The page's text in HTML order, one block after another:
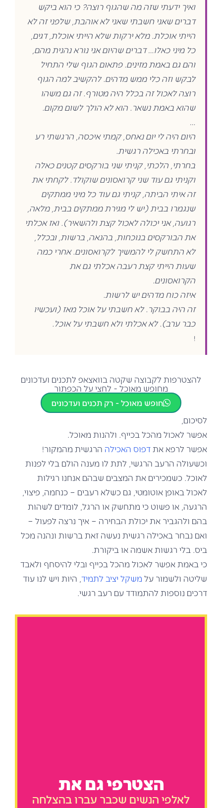
ואיך ידעתי שזה מה שהגוף רוצה? כי הוא ביקש
דברים שאני חשבתי שאני לא אוהבת, שלפני זה לא
הייתי אוכלת. מלא ירקות שלא הייתי אוכלת, דגים,
כל מיני כאלו… דברים שהיום אני נורא נהנית מהם,
והם גם באמת מזינים. פתאום הגוף שלי התחיל
לבקש וזה כלי ממש מדהים. להקשיב למה הגוף
רוצה לאכול זה בכלל היה מטורף. זה גם משהו
שהוא באמת נשאר. הוא לא הולך לשום מקום.
…
היום היה לי יום נאחס, קמתי איכסה, הרגשתי רע
ובחרתי באכילה רגשית.
בחרתי, הלכתי, קניתי שני בורקסים קטנים כאלה
וקניתי גם עוד שני קרואסונים שוקולד. לקחתי את
זה איתי הביתה, קניתי גם עוד כל מיני ממתקים
שנגמרו בבית (יש לי מגירת ממתקים בבית, מלאה,
רגועה, אני יכולה לאכול קצת ולהשאיר). ואז אכלתי
את הבורקסים בנוכחות, בהנאה, ברשות, ובכלל,
לא התחשק לי להמשיך לקרואסונים. אחרי כמה
שעות הייתי קצת רעבה אכלתי גם את
הקרואסונים.
איזה כוח מדהים יש לרשות.
זה היה בבוקר. לא חשבתי על אוכל מאז (ועכשיו
כבר ערב). לא אכלתי ולא חשבתי על אוכל.
!
להצטרפות לקבוצה שקטה בוואצאפ לתכנים ועדכונים
מחופש מאוכל - לחצי על הכפתור
חופש מאוכל - רק תכנים ועדכונים
לסיכום,
אפשר לאכול מהכל בכייף. ולהנות מאוכל.
אפשר לרפא את דפוס האכילה הרגשית מהמקור!
וכשעולה הרעב הרגשי, לתת לו מענה הולם בלי לפנות
לאוכל. כשמכירים את המצבים שבהם אנחנו רגילות
לאכול באופן אוטומטי, גם כשלא רעבים – כנחמה, פיצוי,
הרגעה, או פשוט כי מתחשק או הרגל, לומדים לשהות
בהם ולהגביר את יכולת הבחירה – איך נרצה לפעול –
ואם נבחר באכילה רגשית נעשה זאת ברשות ונהנה מכל
ביס. בלי רגשות אשמה או ביקורת.
כי באמת אפשר לאכול מהכל בכייף ובלי להיסחף ולאבד
שליטה ולשמור על משקל יציב לתמיד , היות ויש לנו עוד
דרכים נוספות להתמודד עם רעב רגשי.
הצטרפי גם את
לאלפי הנשים שכבר עברו בהצלחה